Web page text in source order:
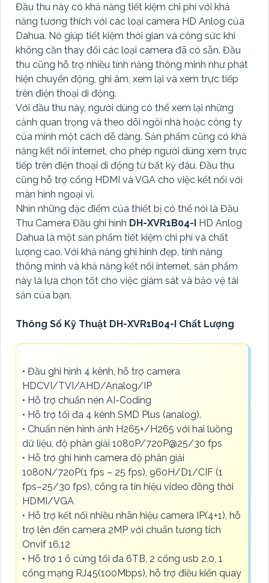
Đầu thu này có khả năng tiết kiệm chi phí với khả
năng tương thích với các loại camera HD Anlog của
Dahua. Nó giúp tiết kiệm thời gian và công sức khi
không cần thay đổi các loại camera đã có sẵn. Đầu
thu cũng hỗ trợ nhiều tính năng thông minh như phát
hiện chuyển động, ghi âm, xem lại và xem trực tiếp
trên điện thoại di động.
Với đầu thu này, người dùng có thể xem lại những
cảnh quan trọng và theo dõi ngôi nhà hoặc công ty
của mình một cách dễ dàng. Sản phẩm cũng có khả
năng kết nối internet, cho phép người dùng xem trực
tiếp trên điện thoại di động từ bất kỳ đâu. Đầu thu
cũng hỗ trợ cổng HDMI và VGA cho việc kết nối với
màn hình ngoại vi.
Nhìn những đặc điểm của thiết bị có thể nói là Đầu
Thu Camera Đầu ghi hình DH-XVR1B04-I HD Anlog
Dahua là một sản phẩm tiết kiệm chi phí và chất
lượng cao. Với khả năng ghi hình đẹp, tính năng
thông minh và khả năng kết nối internet, sản phẩm
này là lựa chọn tốt cho việc giám sát và bảo vệ tài
sản của bạn.
Thông Số Kỹ Thuật DH-XVR1B04-I Chất Lượng
• Đầu ghi hình 4 kênh, hỗ trợ camera
HDCVI/TVI/AHD/Analog/IP
• Hỗ trợ chuẩn nén AI-Coding
• Hỗ trợ tối đa 4 kênh SMD Plus (analog).
• Chuẩn nén hình ảnh H265+/H265 với hai luồng
dữ liệu, độ phân giải 1080P/720P@25/30 fps
• Hỗ trợ ghi hình camera độ phân giải
1080N/720P(1 fps – 25 fps), 960H/D1/CIF (1
fps–25/30 fps), cổng ra tín hiệu video đồng thời
HDMI/VGA
• Hỗ trợ kết nối nhiều nhãn hiệu camera IP(4+1), hỗ
trợ lên đến camera 2MP với chuẩn tương tích
Onvif 16.12
• Hỗ trợ 1 ổ cứng tối đa 6TB, 2 cổng usb 2.0, 1
cổng mạng RJ45(100Mbps), hỗ trợ điều kiển quay